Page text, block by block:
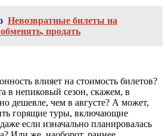
Невозвратные билеты на
продать
влияет на стоимость билетов?
в непиковый сезон, скажем, в
дешевле, чем в августе? А может,
горящие туры, включающие
если изначально планировалась